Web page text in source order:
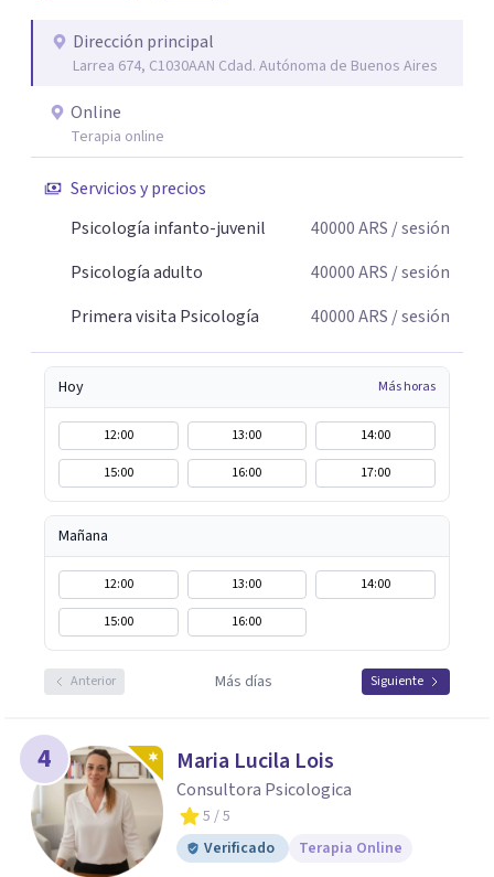
construcción de una respuesta singular frente a su
malestar.
Dirección principal
Larrea 674, C1030AAN Cdad. Autónoma de Buenos Aires
Online
Terapia online
Servicios y precios
Psicología infanto-juvenil
40000ARS / sesión
Psicología adulto
40000ARS / sesión
Primera visita Psicología
40000ARS / sesión
Hoy Más horas
12:00 13:00
14:00
15:00
16:00 17:00
Mañana
12:00 13:00
14:00
15:00
16:00
Anterior Más días Siguiente
4 Maria Lucila Lois
Consultora Psicologica
5 / 5
Verificado
Terapia Online